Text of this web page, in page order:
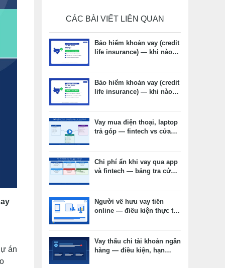
án
CÁC BÀI VIẾT LIÊN QUAN
Bảo hiểm khoản vay (credit
life insurance) — khi nào
Bảo hiểm khoản vay (credit
life insurance) — khi nào
Vay mua điện thoại, laptop
trả góp — fintech vs cửa
Chi phí ẩn khi vay qua app
và fintech — bảng tra cứu
Người về hưu vay tiền
online — điều kiện thực tế,
Vay thấu chi tài khoản ngân
hàng — điều kiện, hạn